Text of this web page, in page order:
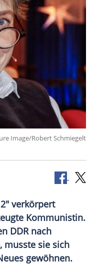
Image/Robert Schmiegelt
verkörpert
Kommunistin.
DDR nach
musste sie sich
gewöhnen.